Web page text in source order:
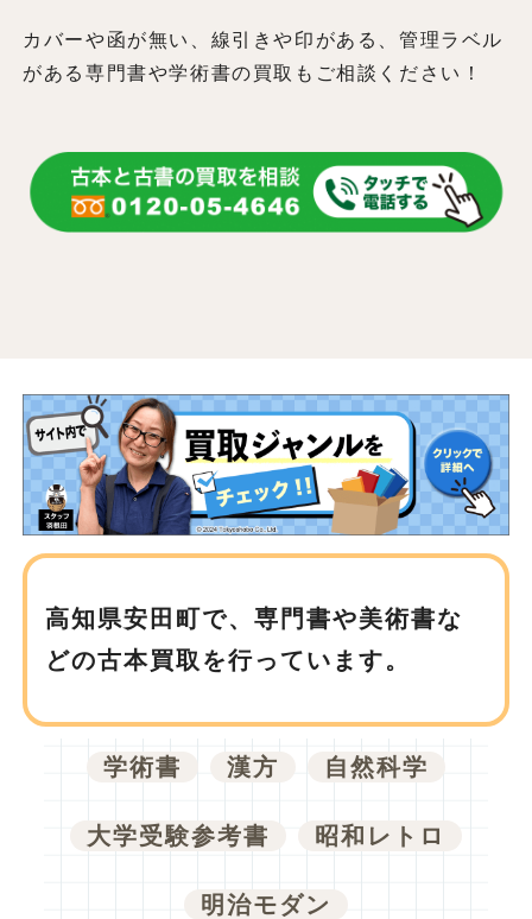
カバーや函が無い、線引きや印がある、管理ラベル
がある専門書や学術書の買取もご相談ください！
高知県安田町で、専門書や美術書な
どの古本買取を行っています。
学術書 漢方 自然科学
大学受験参考書 昭和レトロ
明治モダン